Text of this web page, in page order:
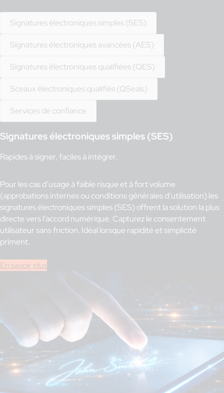
Signatures électroniques simples (SES)
Signatures électroniques avancées (AES)
Signatures électroniques qualifiées (QES)
Sceaux électroniques qualifiés (QSeals)
Services de confiance
Signatures électroniques simples (SES)
Rapides à signer, faciles à intégrer.
Pour les cas d’usage à faible risque et à fort volume
(approbations internes ou conditions générales d’utilisation) les
signatures électroniques simples (SES) offrent la solution la plus
directe vers l’accord numérique. Capturez le consentement
utilisateur sans friction. Idéal lorsque rapidité et simplicité
priment.
En savoir plus